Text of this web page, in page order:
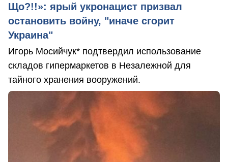
Що?!!»: ярый укронацист призвал
остановить войну, "иначе сгорит
Украина"
Игорь Мосийчук* подтвердил использование
складов гипермаркетов в Незалежной для
тайного хранения вооружений.